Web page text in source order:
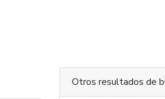
Otros resultados de